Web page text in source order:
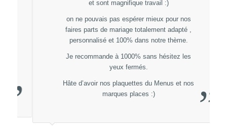
et sont magnifique travail :)
on ne pouvais pas espérer mieux pour nos
faires parts de mariage totalement adapté ,
personnalisé et 100% dans notre thème.
Je recommande à 1000% sans hésitez les
yeux fermés.
Hâte d’avoir nos plaquettes du Menus et nos
marques places :)
”